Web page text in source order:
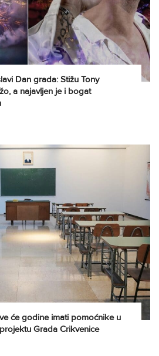
Dan grada: Stižu Tony
a najavljen je i bogat
će godine imati pomoćnike u
Grada Crikvenice